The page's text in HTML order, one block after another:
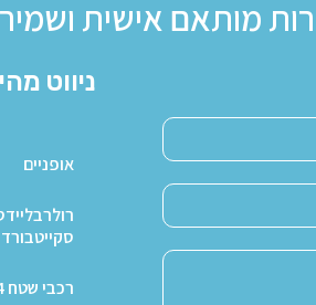
מותאם אישית
ניווט
אופניים
סקייטבורד
רכבי שטח 4X4